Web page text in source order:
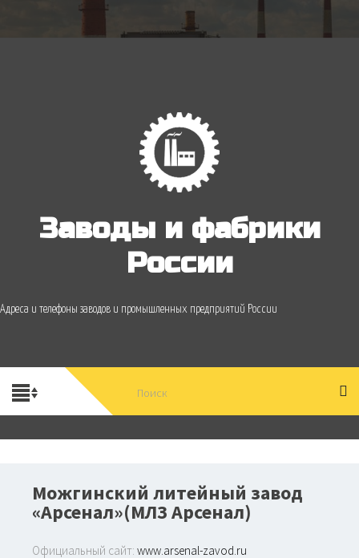
Заводы и фабрики
России
Адреса и телефоны заводов и промышленных предприятий России
Можгинский литейный завод
«Арсенал»(МЛЗ Арсенал)
Официальный сайт: www.arsenal-zavod.ru